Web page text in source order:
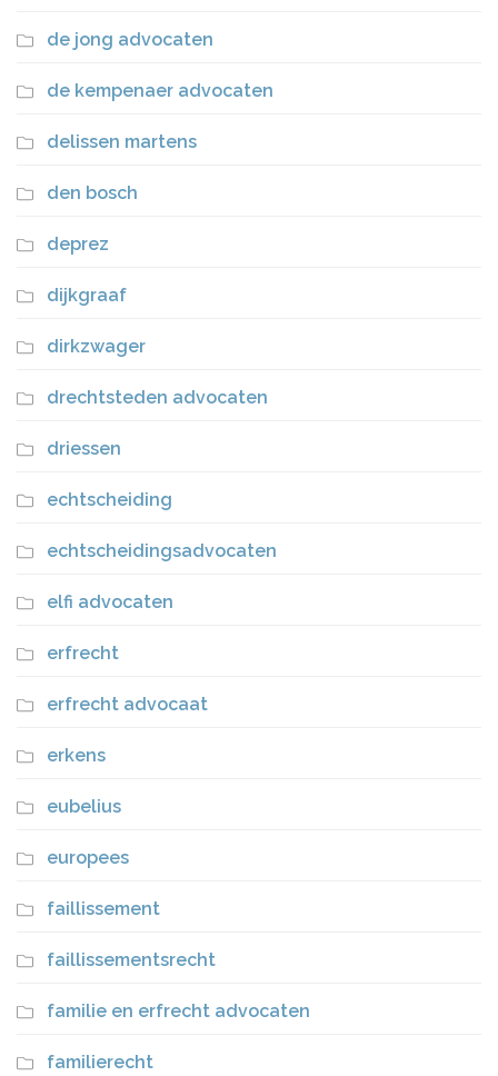
de jong advocaten
de kempenaer advocaten
delissen martens
den bosch
deprez
dijkgraaf
dirkzwager
drechtsteden advocaten
driessen
echtscheiding
echtscheidingsadvocaten
elfi advocaten
erfrecht
erfrecht advocaat
erkens
eubelius
europees
faillissement
faillissementsrecht
familie en erfrecht advocaten
familierecht